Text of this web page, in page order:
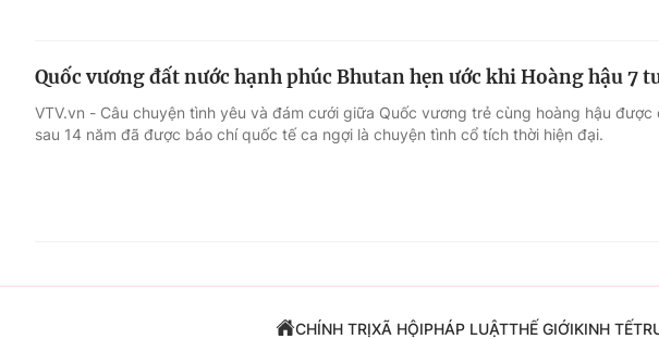
Quốc vương đất nước hạnh phúc Bhutan hẹn ước khi Hoàng hậu 7
VTV.vn - Câu chuyện tình yêu và đám cưới giữa Quốc vương trẻ cùng hoàng hậu được
sau 14 năm đã được báo chí quốc tế ca ngợi là chuyện tình cổ tích thời hiện đại.
CHÍNH TRỊXÃ HỘIPHÁP LUẬTTHẾ GIỚIKINH TẾ